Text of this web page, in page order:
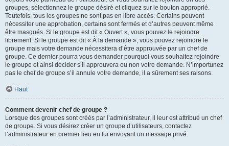
groupes, sélectionnez le groupe désiré et cliquez sur le bouton approprié.
Toutefois, tous les groupes ne sont pas en libre accès. Certains peuvent
nécessiter une approbation, certains sont fermés et d’autres peuvent même
être masqués. Si le groupe est dit « Ouvert », vous pouvez le rejoindre
librement. Si le groupe est dit « À la demande », vous pouvez rejoindre le
groupe mais votre demande nécessitera d’être approuvée par un chef de
groupe. Ce dernier pourra vous demander pourquoi vous souhaitez rejoindre
le groupe et ainsi décider s’il approuvera ou non votre demande. N’importunez
pas le chef de groupe s’il annule votre demande, il a sûrement ses raisons.
Haut
Comment devenir chef de groupe ?
Lorsque des groupes sont créés par l’administrateur, il leur est attribué un chef
de groupe. Si vous désirez créer un groupe d’utilisateurs, contactez
l’administrateur en premier lieu en lui envoyant un message privé.